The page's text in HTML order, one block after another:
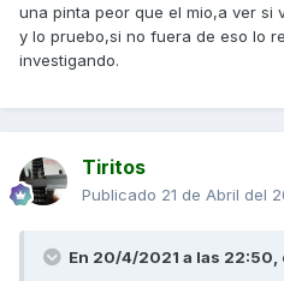
una pinta peor que el mio,a ver si
y lo pruebo,si no fuera de eso lo
investigando.
Tiritos
Publicado 21 de Abril del
En 20/4/2021 a las 22:50,